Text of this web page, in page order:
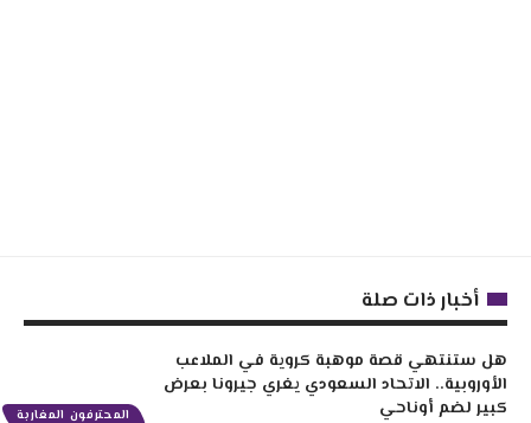
أخبار ذات صلة
المحترفون المغاربة
هل ستنتهي قصة موهبة كروية في الملاعب
الأوروبية.. الاتحاد السعودي يغري جيرونا بعرض
كبير لضم أوناحي